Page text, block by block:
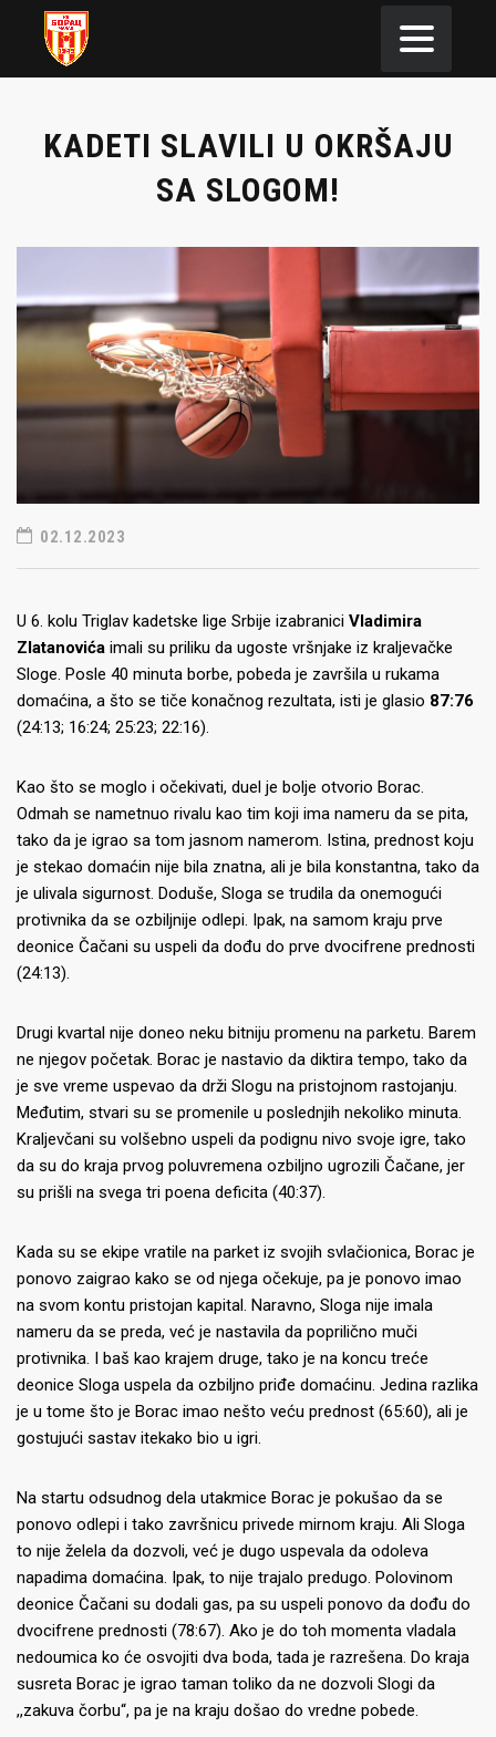
KADETI SLAVILI U OKRŠAJU
SA SLOGOM!
02.12.2023
U 6. kolu Triglav kadetske lige Srbije izabranici Vladimira
Zlatanovića imali su priliku da ugoste vršnjake iz kraljevačke
Sloge. Posle 40 minuta borbe, pobeda je završila u rukama
domaćina, a što se tiče konačnog rezultata, isti je glasio 87:76
(24:13; 16:24; 25:23; 22:16).
Kao što se moglo i očekivati, duel je bolje otvorio Borac.
Odmah se nametnuo rivalu kao tim koji ima nameru da se pita,
tako da je igrao sa tom jasnom namerom. Istina, prednost koju
je stekao domaćin nije bila znatna, ali je bila konstantna, tako da
je ulivala sigurnost. Doduše, Sloga se trudila da onemogući
protivnika da se ozbiljnije odlepi. Ipak, na samom kraju prve
deonice Čačani su uspeli da dođu do prve dvocifrene prednosti
(24:13).
Drugi kvartal nije doneo neku bitniju promenu na parketu. Barem
ne njegov početak. Borac je nastavio da diktira tempo, tako da
je sve vreme uspevao da drži Slogu na pristojnom rastojanju.
Međutim, stvari su se promenile u poslednjih nekoliko minuta.
Kraljevčani su volšebno uspeli da podignu nivo svoje igre, tako
da su do kraja prvog poluvremena ozbiljno ugrozili Čačane, jer
su prišli na svega tri poena deficita (40:37).
Kada su se ekipe vratile na parket iz svojih svlačionica, Borac je
ponovo zaigrao kako se od njega očekuje, pa je ponovo imao
na svom kontu pristojan kapital. Naravno, Sloga nije imala
nameru da se preda, već je nastavila da poprilično muči
protivnika. I baš kao krajem druge, tako je na koncu treće
deonice Sloga uspela da ozbiljno priđe domaćinu. Jedina razlika
je u tome što je Borac imao nešto veću prednost (65:60), ali je
gostujući sastav itekako bio u igri.
Na startu odsudnog dela utakmice Borac je pokušao da se
ponovo odlepi i tako završnicu privede mirnom kraju. Ali Sloga
to nije želela da dozvoli, već je dugo uspevala da odoleva
napadima domaćina. Ipak, to nije trajalo predugo. Polovinom
deonice Čačani su dodali gas, pa su uspeli ponovo da dođu do
dvocifrene prednosti (78:67). Ako je do toh momenta vladala
nedoumica ko će osvojiti dva boda, tada je razrešena. Do kraja
susreta Borac je igrao taman toliko da ne dozvoli Slogi da
,,zakuva čorbu“, pa je na kraju došao do vredne pobede.